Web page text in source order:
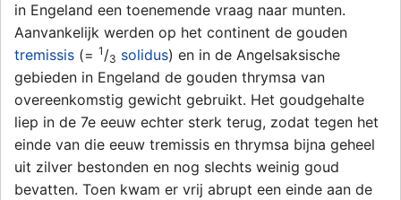
in Engeland een toenemende vraag naar munten.
Aanvankelijk werden op het continent de gouden
tremissis (= 1 /3 solidus) en in de Angelsaksische
gebieden in Engeland de gouden thrymsa van
overeenkomstig gewicht gebruikt. Het goudgehalte
liep in de 7e eeuw echter sterk terug, zodat tegen het
einde van die eeuw tremissis en thrymsa bijna geheel
uit zilver bestonden en nog slechts weinig goud
bevatten. Toen kwam er vrij abrupt een einde aan de